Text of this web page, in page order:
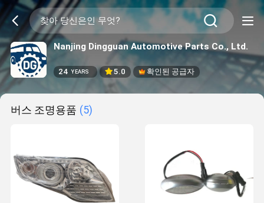
Nanjing Dingguan Automotive Parts Co., Ltd.
24 YEARS 5.0 확인된 공급자
버스 조명용품 (5)